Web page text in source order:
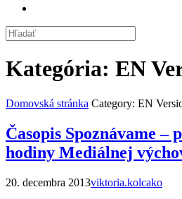
Kategória: EN
Domovská stránka Category: EN
Časopis Spoznávame –
hodiny Mediálnej
20. decembra 2013viktoria.kolcako